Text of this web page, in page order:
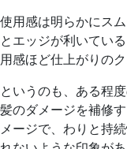
使用感は明らかにス
とエッジが利いてい
用感ほど仕上がりの
というのも、ある程
髪のダメージを補修
メージで、 わりと持